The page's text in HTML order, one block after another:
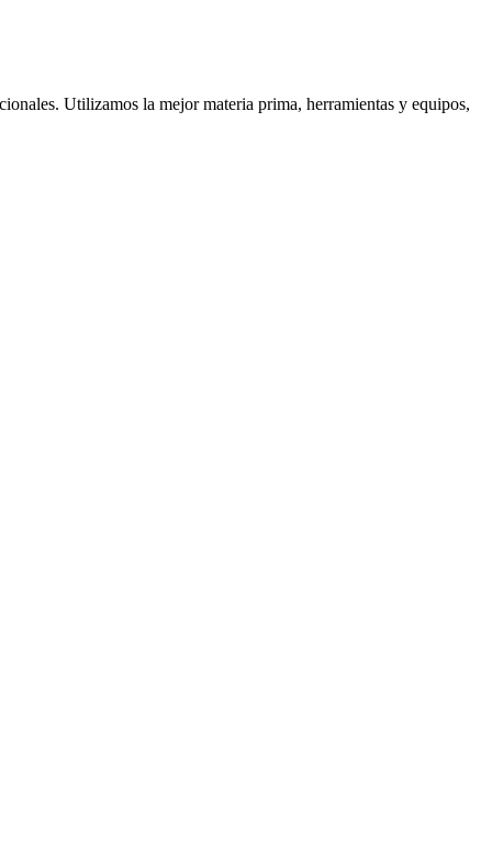
Utilizamos la mejor materia prima, herramientas y equipos,